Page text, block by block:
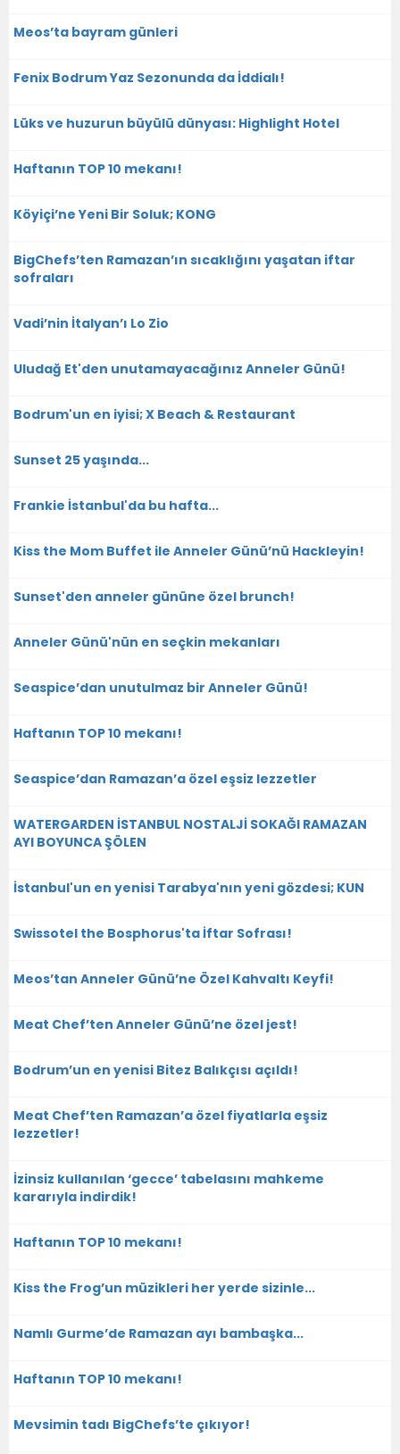
Meos’ta bayram günleri
Fenix Bodrum Yaz Sezonunda da İddialı!
Lüks ve huzurun büyülü dünyası: Highlight Hotel
Haftanın TOP 10 mekanı!
Köyiçi’ne Yeni Bir Soluk; KONG
BigChefs’ten Ramazan’ın sıcaklığını yaşatan iftar
sofraları
Vadi’nin İtalyan’ı Lo Zio
Uludağ Et'den unutamayacağınız Anneler Günü!
Bodrum'un en iyisi; X Beach & Restaurant
Sunset 25 yaşında...
Frankie İstanbul'da bu hafta...
Kiss the Mom Buffet ile Anneler Günü’nü Hackleyin!
Sunset'den anneler gününe özel brunch!
Anneler Günü'nün en seçkin mekanları
Seaspice’dan unutulmaz bir Anneler Günü!
Haftanın TOP 10 mekanı!
Seaspice’dan Ramazan’a özel eşsiz lezzetler
WATERGARDEN İSTANBUL NOSTALJİ SOKAĞI RAMAZAN
AYI BOYUNCA ŞÖLEN
İstanbul'un en yenisi Tarabya'nın yeni gözdesi; KUN
Swissotel the Bosphorus'ta İftar Sofrası!
Meos’tan Anneler Günü’ne Özel Kahvaltı Keyfi!
Meat Chef’ten Anneler Günü’ne özel jest!
Bodrum’un en yenisi Bitez Balıkçısı açıldı!
Meat Chef’ten Ramazan’a özel fiyatlarla eşsiz
lezzetler!
İzinsiz kullanılan ‘gecce’ tabelasını mahkeme
kararıyla indirdik!
Haftanın TOP 10 mekanı!
Kiss the Frog’un müzikleri her yerde sizinle...
Namlı Gurme’de Ramazan ayı bambaşka...
Haftanın TOP 10 mekanı!
Mevsimin tadı BigChefs’te çıkıyor!